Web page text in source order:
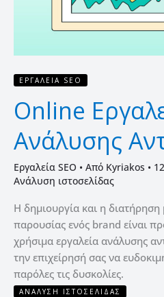
ΕΡΓΑΛΕΊΑ SEO
Online
Ανάλυσης
Εργαλεία SEO • Από Kyriakos •
Ανάλυση ιστοσελίδας
Η δημιουργία και η διατήρηση
παρουσίας ενός brand είναι
χρήσιμα εργαλεία ανάλυσης
την επιχείρησή σας να
παρόλες τις δυσκολίες.
ΑΝΆΛΥΣΗ ΙΣΤΟΣΕΛΊΔΑΣ